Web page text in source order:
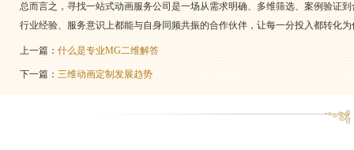
总而言之，寻找一站式动画服务公司是一场从需求明确、多维筛选、案例验证
行业经验、服务意识上都能与自身同频共振的合作伙伴，让每一分投入都转化
上一篇：什么是专业MG二维解答
下一篇：三维动画定制发展趋势